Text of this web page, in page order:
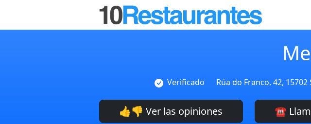
Verificado Rúa do Franco, 42,
👍👎 Ver las opiniones ☎️